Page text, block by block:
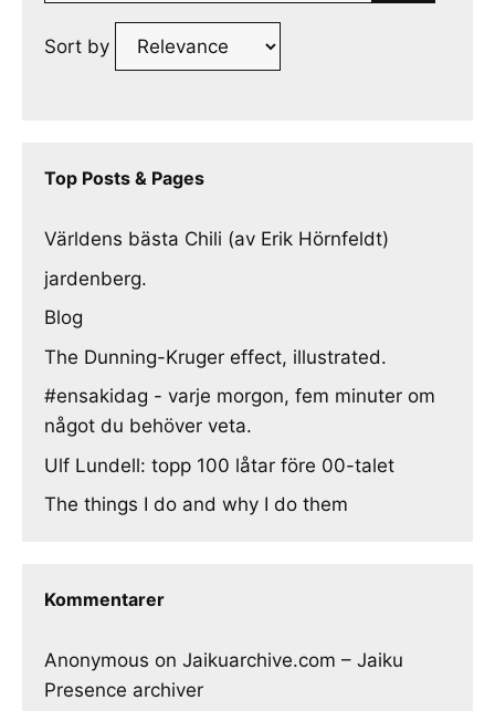
Sort by
Top Posts & Pages
Världens bästa Chili (av Erik Hörnfeldt)
jardenberg.
Blog
The Dunning-Kruger effect, illustrated.
#ensakidag - varje morgon, fem minuter om
något du behöver veta.
Ulf Lundell: topp 100 låtar före 00-talet
The things I do and why I do them
Kommentarer
Anonymous on Jaikuarchive.com – Jaiku
Presence archiver